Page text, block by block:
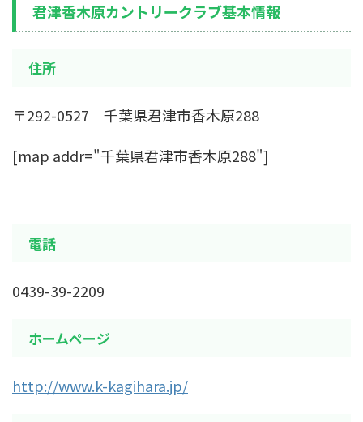
君津香木原カントリークラブ基本情報
住所
〒292-0527 千葉県君津市香木原288
[map addr="千葉県君津市香木原288"]
電話
0439-39-2209
ホームページ
http://www.k-kagihara.jp/